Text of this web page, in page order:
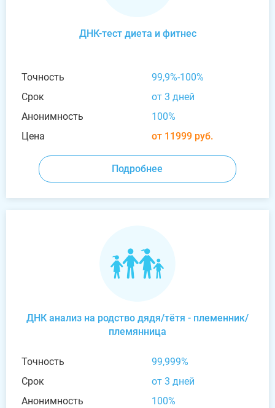
ДНК-тест диета и фитнес
Точность
99,9%-100%
Срок
от 3 дней
Анонимность
100%
Цена
от 11999 руб.
Подробнее
ДНК анализ на родство дядя/тётя - племенник/
племянница
Точность
99,999%
Срок
от 3 дней
Анонимность
100%